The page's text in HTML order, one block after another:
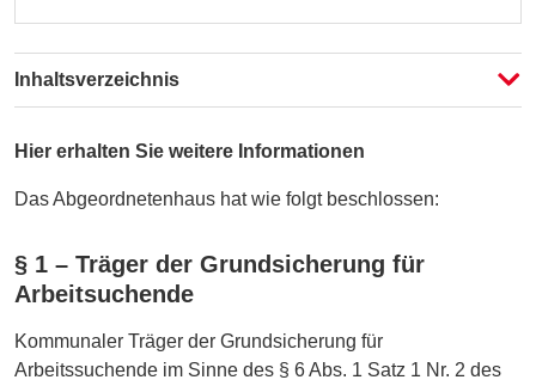
Fassung auswählen
Fassung auswählen
Inhaltsverzeichnis
Hier erhalten Sie weitere Informationen
Das Abgeordnetenhaus hat wie folgt beschlossen:
§ 1 – Träger der Grundsicherung für
Arbeitsuchende
Kommunaler Träger der Grundsicherung für
Arbeitssuchende im Sinne des § 6 Abs. 1 Satz 1 Nr. 2 des